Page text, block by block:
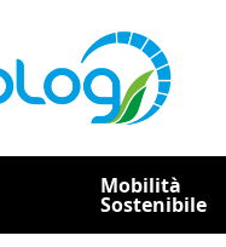
Mobilità
Sostenibile